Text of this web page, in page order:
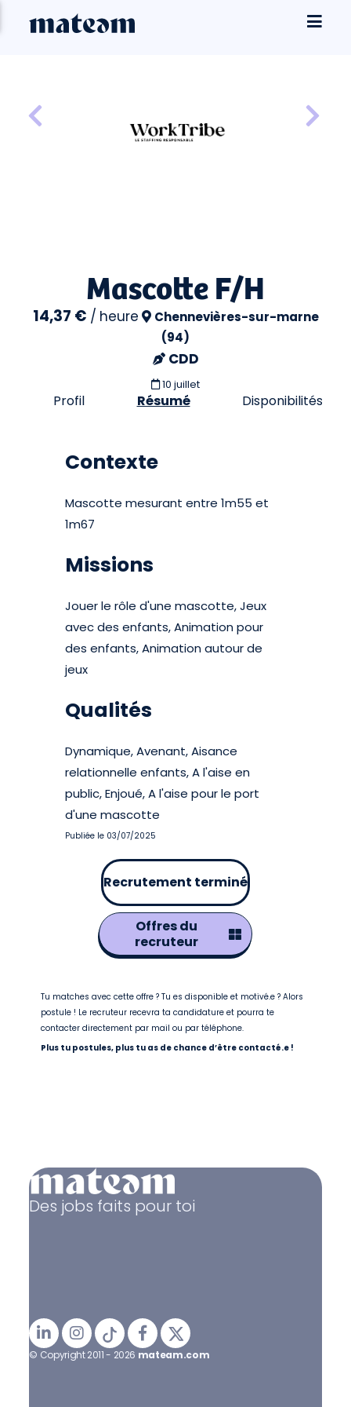
Mascotte F/H
14,37 € / heure
Chennevières-sur-marne
(94)
CDD
10 juillet
Profil Résumé Disponibilités
Contexte
Mascotte mesurant entre 1m55 et
1m67
Missions
Jouer le rôle d'une mascotte, Jeux
avec des enfants, Animation pour
des enfants, Animation autour de
jeux
Qualités
Dynamique, Avenant, Aisance
relationnelle enfants, A l'aise en
public, Enjoué, A l'aise pour le port
d'une mascotte
Publiée le 03/07/2025
Recrutement terminé
Offres du
recruteur
Tu matches avec cette offre ? Tu es disponible et motivé.e ? Alors
postule ! Le recruteur recevra ta candidature et pourra te
contacter directement par mail ou par téléphone.
Plus tu postules, plus tu as de chance d’être contacté.e !
Des jobs faits pour toi
© Copyright 2011 - 2026 mateam.com